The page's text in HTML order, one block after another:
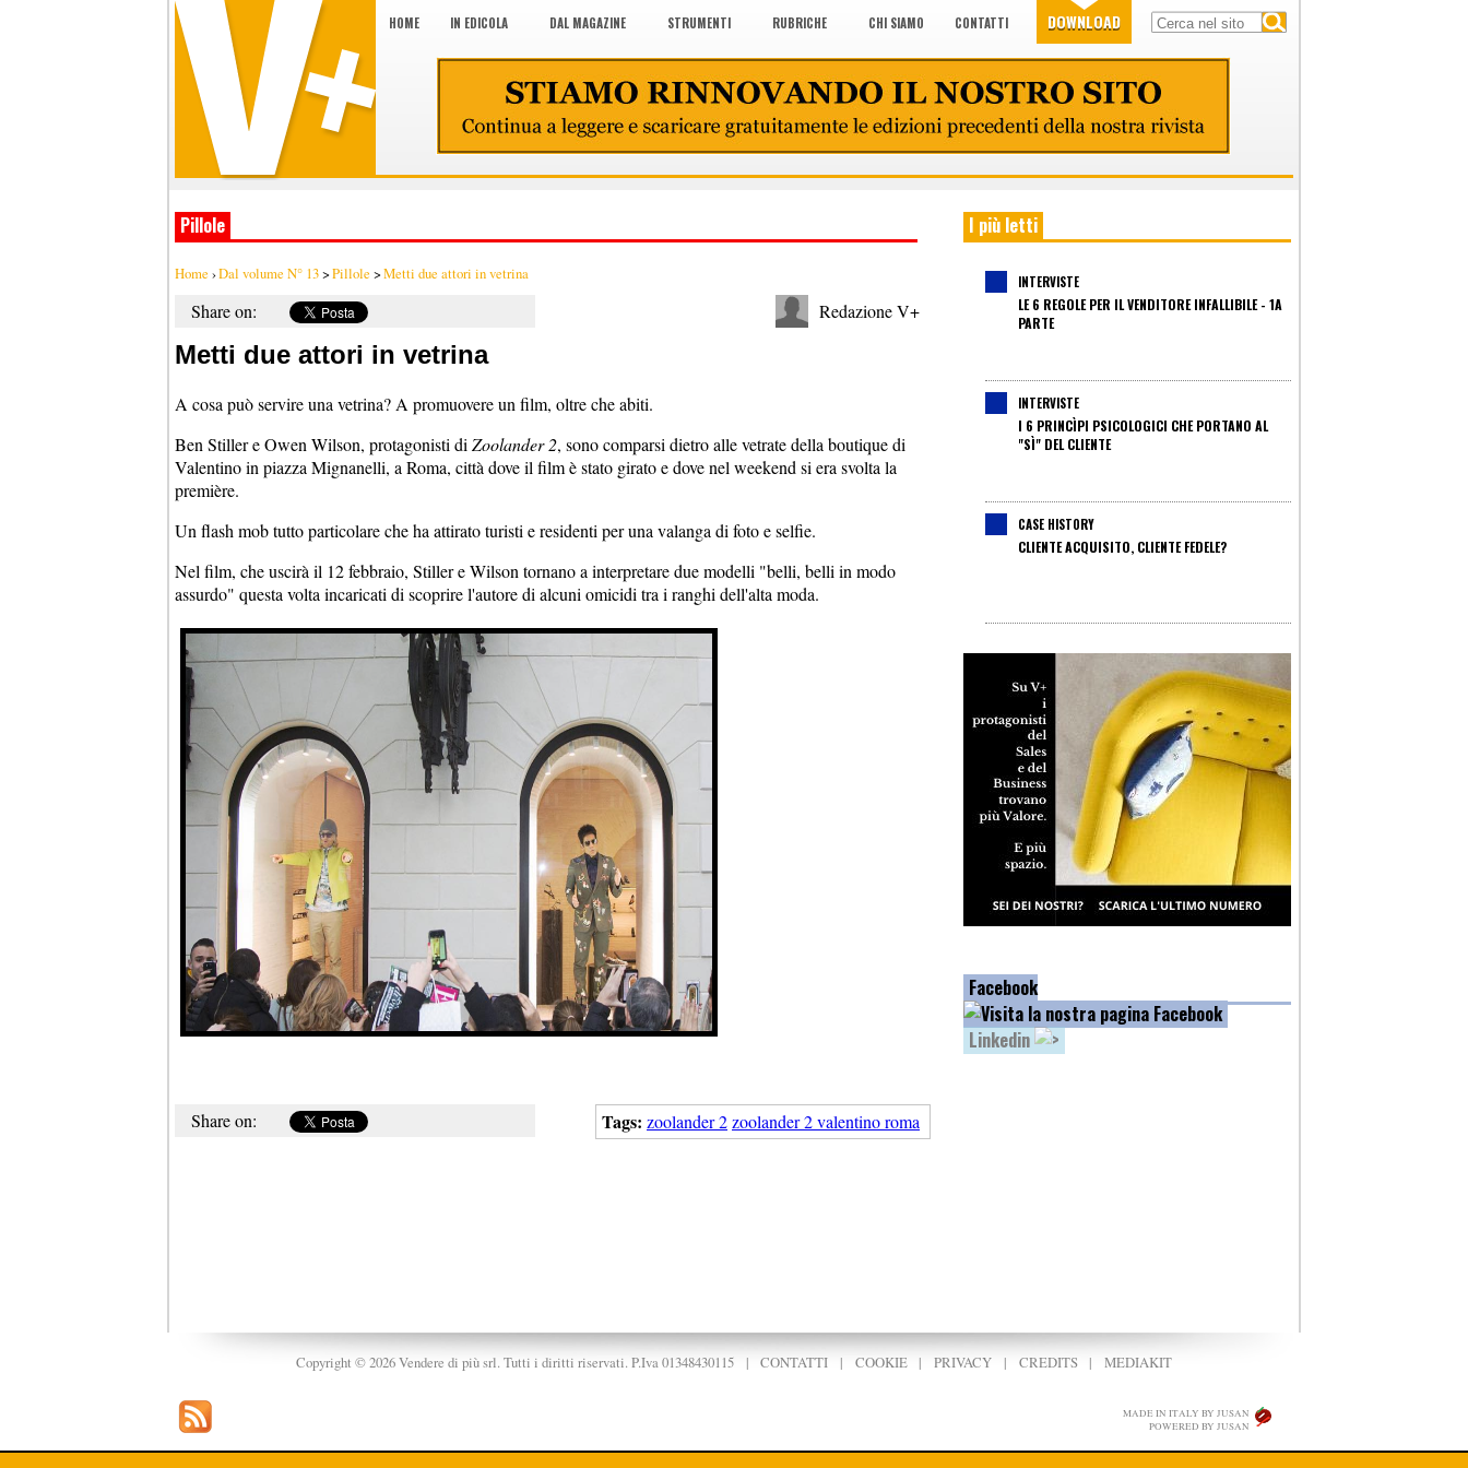
HOME IN EDICOLA DAL MAGAZINE STRUMENTI RUBRICHE CHI SIAMO CONTATTI DOWNLOAD
Pillole
Home ›Dal volume N° 13>Pillole >Metti due attori in vetrina
Share on: Redazione V+
Metti due attori in vetrina
A cosa può servire una vetrina? A promuovere un film, oltre che abiti.
Ben Stiller e Owen Wilson, protagonisti di Zoolander 2, sono comparsi dietro alle vetrate della boutique di
Valentino in piazza Mignanelli, a Roma, città dove il film è stato girato e dove nel weekend si era svolta la
première.
Un flash mob tutto particolare che ha attirato turisti e residenti per una valanga di foto e selfie.
Nel film, che uscirà il 12 febbraio, Stiller e Wilson tornano a interpretare due modelli "belli, belli in modo
assurdo" questa volta incaricati di scoprire l'autore di alcuni omicidi tra i ranghi dell'alta moda.
Tags: zoolander 2zoolander 2 valentino roma
Share on:
I più letti
INTERVISTE
LE 6 REGOLE PER IL VENDITORE INFALLIBILE - 1A
PARTE
INTERVISTE
I 6 PRINCÌPI PSICOLOGICI CHE PORTANO AL
"SÌ" DEL CLIENTE
CASE HISTORY
CLIENTE ACQUISITO, CLIENTE FEDELE?
Facebook
Linkedin
Copyright © 2026 Vendere di più srl. Tutti i diritti riservati. P.Iva 01348430115 |CONTATTI | COOKIE|PRIVACY | CREDITS| MEDIAKIT
MADE IN ITALY BY JUSAN
POWERED BY JUSAN